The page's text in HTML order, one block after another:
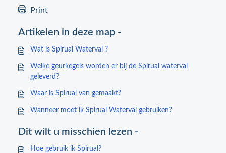
Print
Artikelen in deze map -
Wat is Spirual Waterval ?
Welke geurkegels worden er bij de Spirual waterval
geleverd?
Waar is Spirual van gemaakt?
Wanneer moet ik Spirual Waterval gebruiken?
Dit wilt u misschien lezen -
Hoe gebruik ik Spirual?